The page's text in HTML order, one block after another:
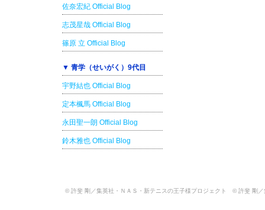
佐奈宏紀 Official Blog
志茂星哉 Official Blog
篠原 立 Official Blog
▼ 青学（せいがく）9代目
宇野結也 Official Blog
定本楓馬 Official Blog
永田聖一朗 Official Blog
鈴木雅也 Official Blog
© 許斐 剛／集英社・ＮＡＳ・新テニスの王子様プロジェクト © 許斐 剛／